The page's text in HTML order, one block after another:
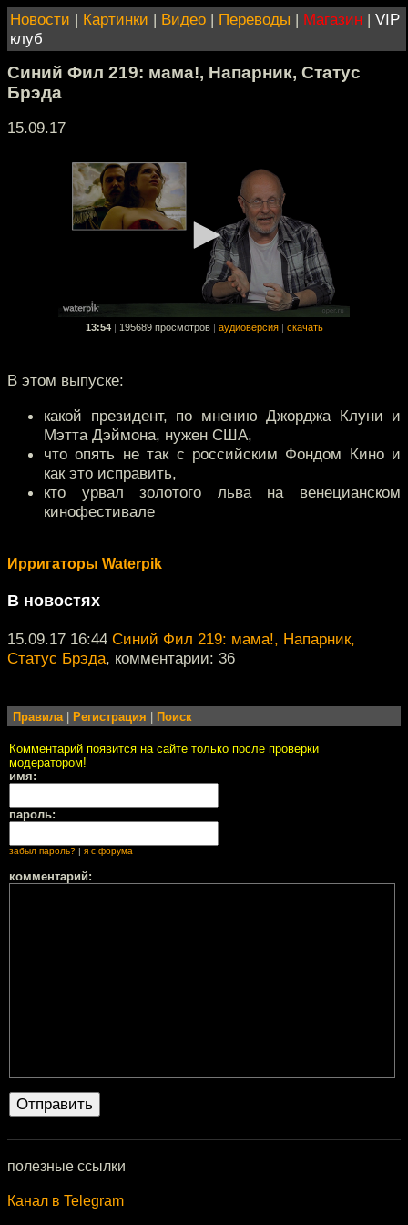
Новости | Картинки | Видео | Переводы | Магазин | VIP
клуб
Синий Фил 219: мама!, Напарник, Статус
Брэда
15.09.17
13:54 195689 просмотров аудиоверсия скачать
В этом выпуске:
какой президент, по мнению Джорджа Клуни и
Мэтта Дэймона, нужен США,
что опять не так с российским Фондом Кино и
как это исправить,
кто урвал золотого льва на венецианском
кинофестивале
Ирригаторы Waterpik
В новостях
15.09.17 16:44 Синий Фил 219: мама!, Напарник,
Статус Брэда, комментарии: 36
Правила| Регистрация Поиск
Комментарий появится на сайте только после проверки
модератором!
имя:
пароль:
забыл пароль? | я с форума
комментарий:
полезные ссылки
Канал в Telegram